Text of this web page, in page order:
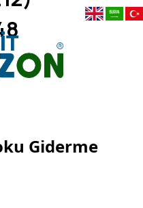
Giderme